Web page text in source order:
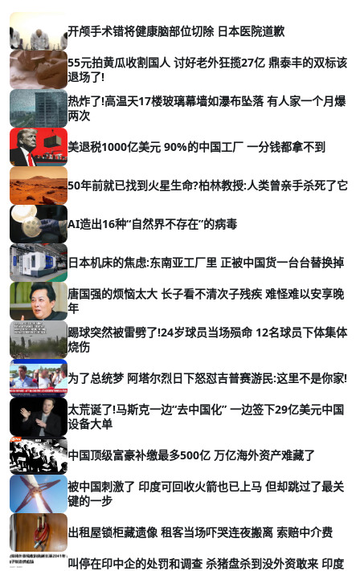
开颅手术错将健康脑部位切除 日本医院道歉
55元拍黄瓜收割国人 讨好老外狂揽27亿 鼎泰丰的双标该
退场了!
热炸了!高温天17楼玻璃幕墙如瀑布坠落 有人家一个月爆
两次
美退税1000亿美元 90%的中国工厂 一分钱都拿不到
50年前就已找到火星生命?柏林教授:人类曾亲手杀死了它
AI造出16种“自然界不存在”的病毒
日本机床的焦虑:东南亚工厂里 正被中国货一台台替换掉
唐国强的烦恼太大 长子看不清次子残疾 难怪难以安享晚
年
踢球突然被雷劈了!24岁球员当场殒命 12名球员下体集体
烧伤
为了总统梦 阿塔尔烈日下怒怼吉普赛游民:这里不是你家!
太荒诞了!马斯克一边“去中国化” 一边签下29亿美元中国
设备大单
中国顶级富豪补缴最多500亿 万亿海外资产难藏了
被中国刺激了 印度可回收火箭也已上马 但却跳过了最关
键的一步
出租屋锁柜藏遗像 租客当场吓哭连夜搬离 索赔中介费
叫停在印中企的处罚和调查 杀猪盘杀到没外资敢来 印度